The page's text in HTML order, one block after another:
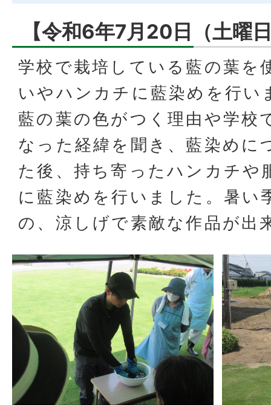
【令和6年7月20日（土曜
学校で栽培している藍の葉を
いやハンカチに藍染めを行い
藍の葉の色がつく理由や学校
なった経緯を聞き、藍染めに
た後、持ち寄ったハンカチや
に藍染めを行いました。暑い
の、涼しげで素敵な作品が出